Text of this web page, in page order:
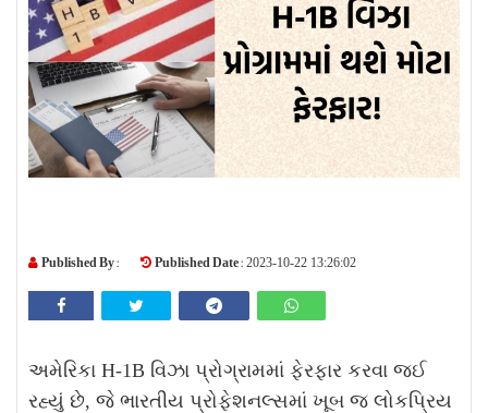
Published By : Published Date : 2023-10-22 13:26:02
અમેરિકા H-1B વિઝા પ્રોગ્રામમાં ફેરફાર કરવા જઈ
રહ્યું છે, જે ભારતીય પ્રોફેશનલ્સમાં ખૂબ જ લોકપ્રિય